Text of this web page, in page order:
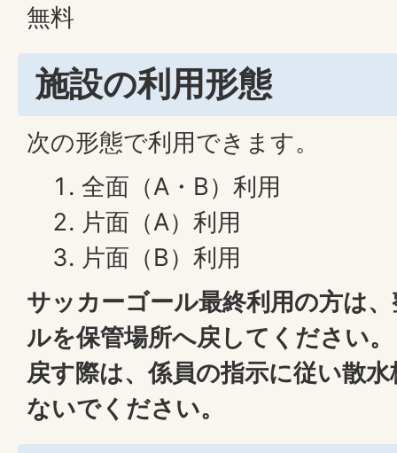
無料
施設の利用形態
次の形態で利用できます。
全面（A・B）利用
片面（A）利用
片面（B）利用
サッカーゴール最終利用の方は
ルを保管場所へ戻してください。
戻す際は、係員の指示に従い散
ないでください。